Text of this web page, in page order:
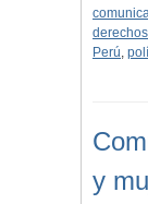
Perú,
y